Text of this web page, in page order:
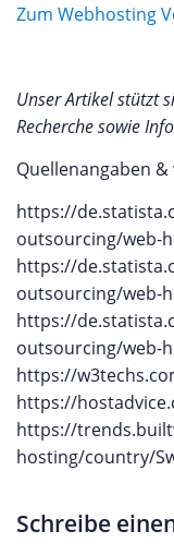
Zum Webhosting
Unser Artikel stützt
Recherche sowie
Quellenangaben
https://
outsourcing/web-
https://
outsourcing/web-
https://
outsourcing/web-
https://
https://
https://
hosting/country/
Schreibe